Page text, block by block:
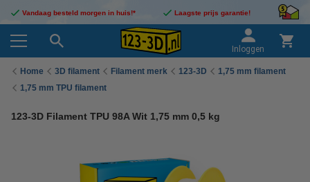
Vandaag besteld morgen in huis!* Laagste prijs garantie!
Inloggen
Home 3D filament Filament merk 123-3D
1,75 mm filament
1,75 mm TPU filament
123-3D Filament TPU 98A Wit 1,75 mm 0,5 kg